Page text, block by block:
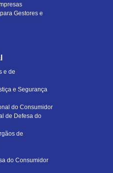
Gestores e
e de
e Segurança
do Consumidor
de Defesa do
de
do Consumidor